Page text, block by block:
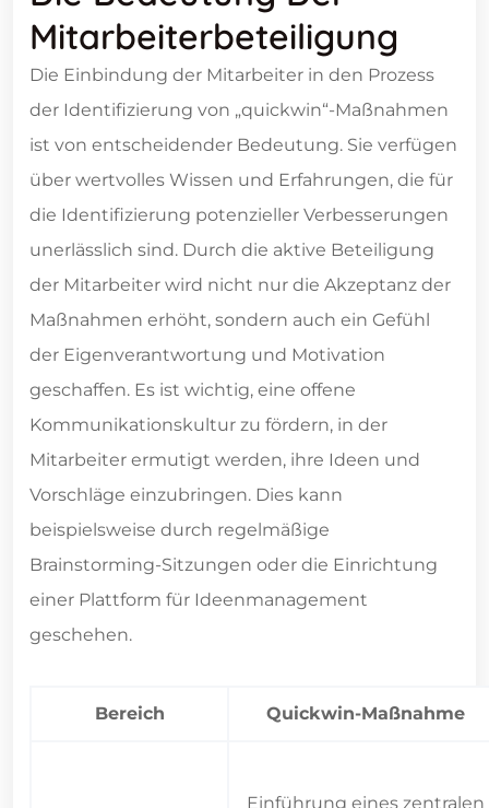
Mitarbeiterbeteiligung
Die Einbindung der Mitarbeiter in den Prozess
der Identifizierung von „quickwin“-Maßnahmen
ist von entscheidender Bedeutung. Sie verfügen
über wertvolles Wissen und Erfahrungen, die für
die Identifizierung potenzieller Verbesserungen
unerlässlich sind. Durch die aktive Beteiligung
der Mitarbeiter wird nicht nur die Akzeptanz der
Maßnahmen erhöht, sondern auch ein Gefühl
der Eigenverantwortung und Motivation
geschaffen. Es ist wichtig, eine offene
Kommunikationskultur zu fördern, in der
Mitarbeiter ermutigt werden, ihre Ideen und
Vorschläge einzubringen. Dies kann
beispielsweise durch regelmäßige
Brainstorming-Sitzungen oder die Einrichtung
einer Plattform für Ideenmanagement
geschehen.
Bereich Quickwin-Maßnahme
Einführung eines zentralen